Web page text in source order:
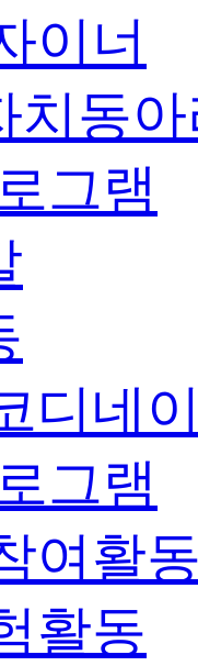
이너
치동
그램
디네
그램
여활
활동